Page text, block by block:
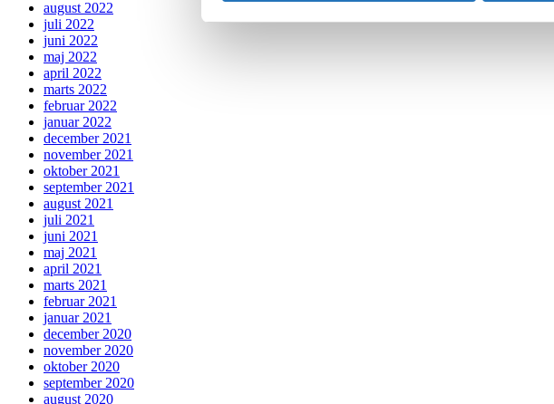
august 2022
juli 2022
juni 2022
maj 2022
april 2022
marts 2022
februar 2022
januar 2022
december 2021
november 2021
oktober 2021
september 2021
august 2021
juli 2021
juni 2021
maj 2021
april 2021
marts 2021
februar 2021
januar 2021
december 2020
november 2020
oktober 2020
september 2020
august 2020